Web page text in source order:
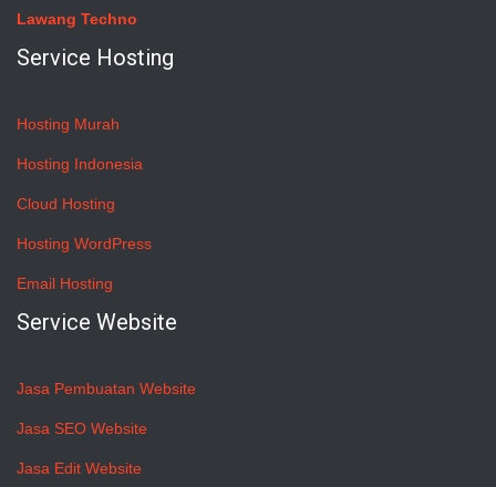
Lawang Techno
Service Hosting
Hosting Murah
Hosting Indonesia
Cloud Hosting
Hosting WordPress
Email Hosting
Service Website
Jasa Pembuatan Website
Jasa SEO Website
Jasa Edit Website